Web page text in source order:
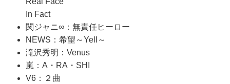
In Fact
関ジャニ∞：無責任ヒーロー
NEWS：希望～Yell～
滝沢秀明：Venus
嵐：A・RA・SHI
V6：２曲